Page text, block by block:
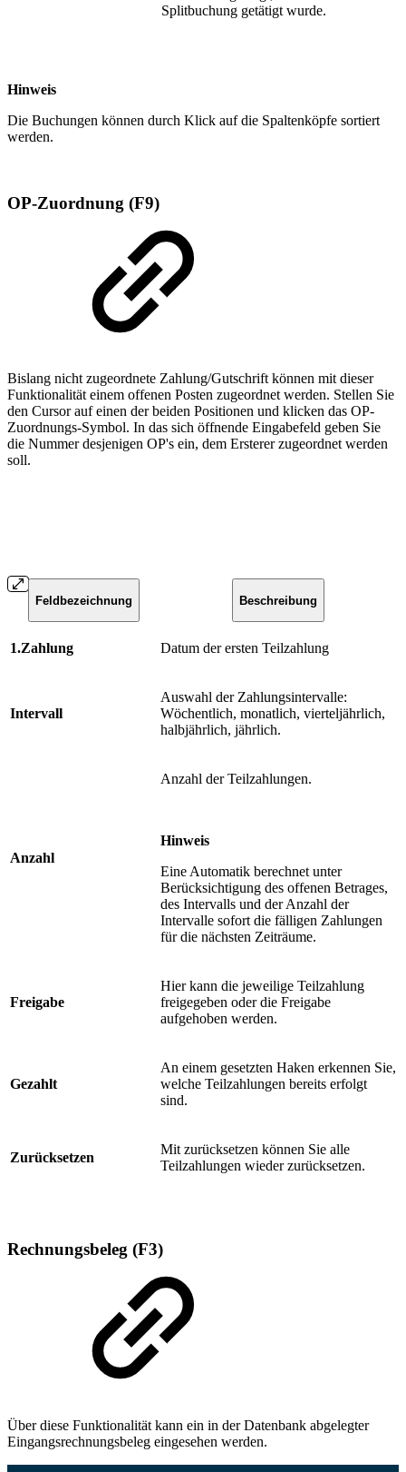
Splitbuchung getätigt wurde.
Hinweis
Die Buchungen können durch Klick auf die Spaltenköpfe sortiert
werden.
OP-Zuordnung (F9)
Bislang nicht zugeordnete Zahlung/Gutschrift können mit dieser
Funktionalität einem offenen Posten zugeordnet werden. Stellen Sie
den Cursor auf einen der beiden Positionen und klicken das OP-
Zuordnungs-Symbol. In das sich öffnende Eingabefeld geben Sie
die Nummer desjenigen OP's ein, dem Ersterer zugeordnet werden
soll.
Feldbezeichnung Beschreibung
1.Zahlung Datum der ersten Teilzahlung
Intervall
Auswahl der Zahlungsintervalle:
Wöchentlich, monatlich, vierteljährlich,
halbjährlich, jährlich.
Anzahl
Anzahl der Teilzahlungen.
Hinweis
Eine Automatik berechnet unter
Berücksichtigung des offenen Betrages,
des Intervalls und der Anzahl der
Intervalle sofort die fälligen Zahlungen
für die nächsten Zeiträume.
Freigabe
Hier kann die jeweilige Teilzahlung
freigegeben oder die Freigabe
aufgehoben werden.
Gezahlt
An einem gesetzten Haken erkennen Sie,
welche Teilzahlungen bereits erfolgt
sind.
Zurücksetzen
Mit zurücksetzen können Sie alle
Teilzahlungen wieder zurücksetzen.
Rechnungsbeleg (F3)
Über diese Funktionalität kann ein in der Datenbank abgelegter
Eingangsrechnungsbeleg eingesehen werden.